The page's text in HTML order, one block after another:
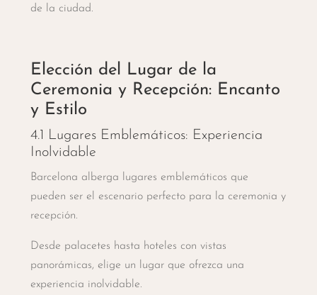
de la ciudad.
Elección del Lugar de la
Ceremonia y Recepción: Encanto
y Estilo
4.1 Lugares Emblemáticos: Experiencia
Inolvidable
Barcelona alberga lugares emblemáticos que
pueden ser el escenario perfecto para la ceremonia y
recepción.
Desde palacetes hasta hoteles con vistas
panorámicas, elige un lugar que ofrezca una
experiencia inolvidable.